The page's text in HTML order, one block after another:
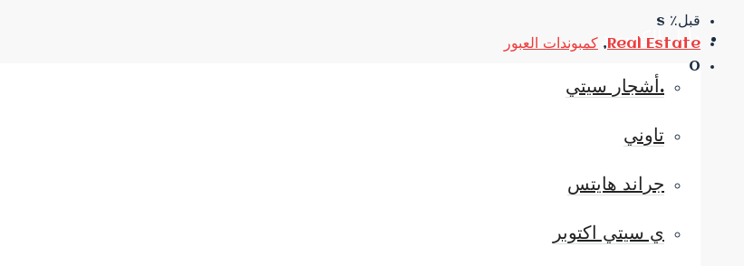
دليل الكمبوند
.أشجار سيتي
تاوني
جراند هايتس
ي سيتي اكتوبر
قبل٪ s
Real Estate
, كمبوندات العبور
0